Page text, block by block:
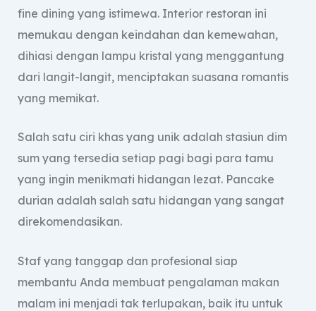
fine dining yang istimewa. Interior restoran ini
memukau dengan keindahan dan kemewahan,
dihiasi dengan lampu kristal yang menggantung
dari langit-langit, menciptakan suasana romantis
yang memikat.
Salah satu ciri khas yang unik adalah stasiun dim
sum yang tersedia setiap pagi bagi para tamu
yang ingin menikmati hidangan lezat. Pancake
durian adalah salah satu hidangan yang sangat
direkomendasikan.
Staf yang tanggap dan profesional siap
membantu Anda membuat pengalaman makan
malam ini menjadi tak terlupakan, baik itu untuk